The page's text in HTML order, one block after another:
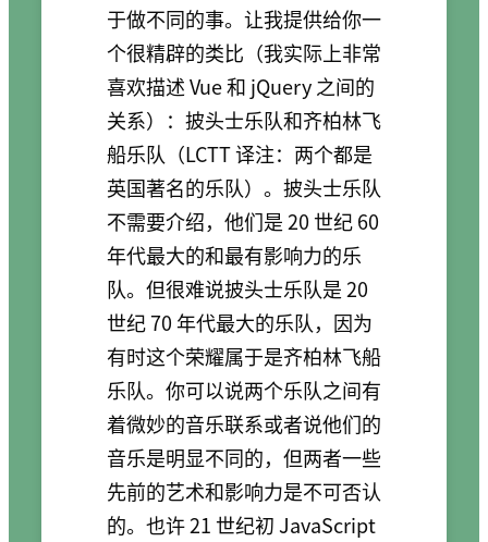
于做不同的事。让我提供给你一
个很精辟的类比（我实际上非常
喜欢描述 Vue 和 jQuery 之间的
关系）：披头士乐队和齐柏林飞
船乐队（LCTT 译注：两个都是
英国著名的乐队）。披头士乐队
不需要介绍，他们是 20 世纪 60
年代最大的和最有影响力的乐
队。但很难说披头士乐队是 20
世纪 70 年代最大的乐队，因为
有时这个荣耀属于是齐柏林飞船
乐队。你可以说两个乐队之间有
着微妙的音乐联系或者说他们的
音乐是明显不同的，但两者一些
先前的艺术和影响力是不可否认
的。也许 21 世纪初 JavaScript